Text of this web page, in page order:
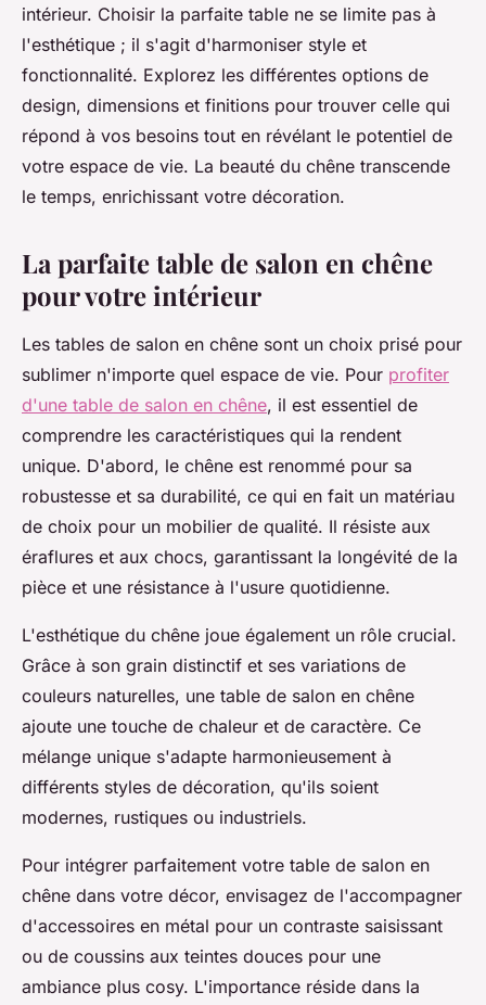
intérieur. Choisir la parfaite table ne se limite pas à
l'esthétique ; il s'agit d'harmoniser style et
fonctionnalité. Explorez les différentes options de
design, dimensions et finitions pour trouver celle qui
répond à vos besoins tout en révélant le potentiel de
votre espace de vie. La beauté du chêne transcende
le temps, enrichissant votre décoration.
La parfaite table de salon en chêne
pour votre intérieur
Les tables de salon en chêne sont un choix prisé pour
sublimer n'importe quel espace de vie. Pour profiter
d'une table de salon en chêne, il est essentiel de
comprendre les caractéristiques qui la rendent
unique. D'abord, le chêne est renommé pour sa
robustesse et sa durabilité, ce qui en fait un matériau
de choix pour un mobilier de qualité. Il résiste aux
éraflures et aux chocs, garantissant la longévité de la
pièce et une résistance à l'usure quotidienne.
L'esthétique du chêne joue également un rôle crucial.
Grâce à son grain distinctif et ses variations de
couleurs naturelles, une table de salon en chêne
ajoute une touche de chaleur et de caractère. Ce
mélange unique s'adapte harmonieusement à
différents styles de décoration, qu'ils soient
modernes, rustiques ou industriels.
Pour intégrer parfaitement votre table de salon en
chêne dans votre décor, envisagez de l'accompagner
d'accessoires en métal pour un contraste saisissant
ou de coussins aux teintes douces pour une
ambiance plus cosy. L'importance réside dans la